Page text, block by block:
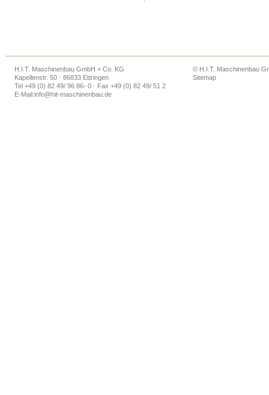
H.I.T. Maschinenbau GmbH + Co. KG
Kapellenstr. 50 · 86833 Ettringen
Tel +49 (0) 82 49/ 96 86- 0 · Fax +49 (0) 82 49/ 51 2
E-Mail:info@hit-maschinenbau.de
© H.I.T. Maschinenbau
Sitemap